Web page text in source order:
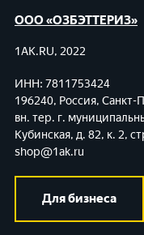
ООО «ОЗБЭТТЕРИЗ»
1AK.RU, 2022
ИНН: 7811753424
196240, Россия, Санкт-
вн. тер. г.
Кубинская, д. 82, к. 2,
shop@1ak.ru
Для бизнеса